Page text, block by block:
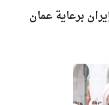
برعاية عمان